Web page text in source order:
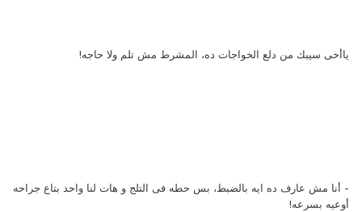
ياأخى سيبك من دلع الخواجات ده، المشرط مش تلم ولا حاجه!
- أنا مش عارف ده ايه بالضبط، بس حطه فى التلج و هات لنا واحد بتاع جراحه
أوعيه بسرعه!